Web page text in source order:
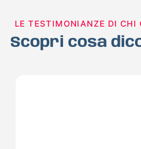
LE TESTIMONIANZE DI CHI
Scopri cosa